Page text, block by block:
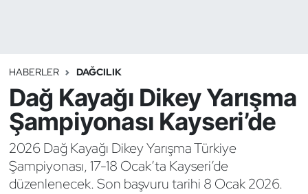
HABERLER DAĞCILIK
Dağ Kayağı Dikey Yarışma
Şampiyonası Kayseri’de
2026 Dağ Kayağı Dikey Yarışma Türkiye
Şampiyonası, 17-18 Ocak’ta Kayseri’de
düzenlenecek. Son başvuru tarihi 8 Ocak 2026.
Binicilik
Bisiklet
Bocce Bowling Dart